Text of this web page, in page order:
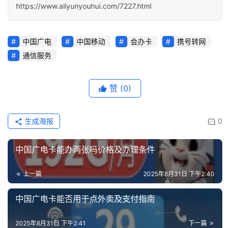
https://www.aliyunyouhui.com/7227.html
中国广电 中国移动 会办卡
携号转网
通信服务
赞 (0)
0
生成海报
中国广电卡能办两张吗价格及办理条件
上一篇 2025年8月31日 下午2:40
中国广电卡能否用于点外卖及支付指南
下一篇
2025年8月31日 下午2:41